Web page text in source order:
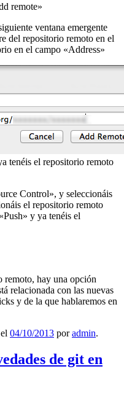
remote»
ventana emergente
del repositorio remoto en el
en el campo «Address»
tenéis el repositorio remoto
Control», y seleccionáis
el repositorio remoto
y ya tenéis el
remoto, hay una opción
relacionada con las nuevas
y de la que hablaremos en
el 04/10/2013 poradmin.
de git en